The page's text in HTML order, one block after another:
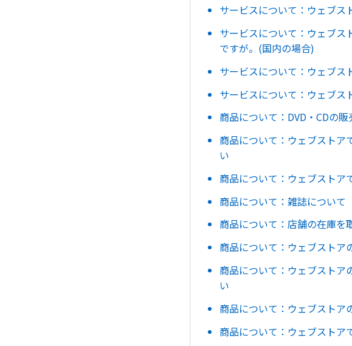
サービスについて：ウェブス
サービスについて：ウェブス
ですが。(国内の場合)
サービスについて：ウェブス
サービスについて：ウェブス
商品について：DVD・CDの
商品について：ウェブストア
い
商品について：ウェブストア
商品について：雑誌について
商品について：店舗の在庫を
商品について：ウェブストア
商品について：ウェブストア
い
商品について：ウェブストア
商品について：ウェブストア